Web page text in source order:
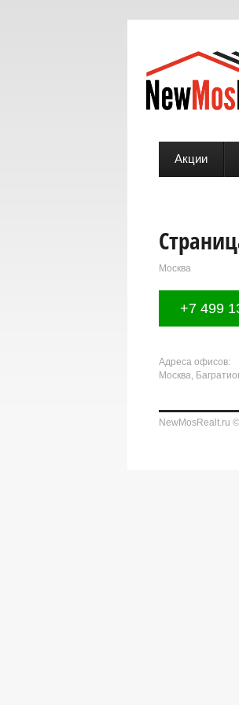
Акции
Москва
+7 499
Адреса офисов:
Москва,
NewMosRealt.ru